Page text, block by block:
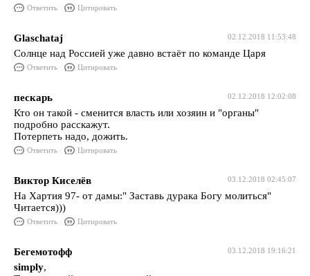
Ответить Цитировать
02.12.2018 11:53:48
Glaschataj
Солнце над Россией уже давно встаёт по команде Царя
Ответить Цитировать
02.12.2018 12:02:08
пескарь
Кто он такой - сменится власть или хозяин и "органы"
подробно расскажут.
Потерпеть надо, дожить.
Ответить Цитировать
03.12.2018 02:45:07
Виктор Киселёв
На Хартия 97- от дамы:" Заставь дурака Богу молиться"
Читается)))
Ответить Цитировать
03.12.2018 19:16:21
Бегемотофф
simply,